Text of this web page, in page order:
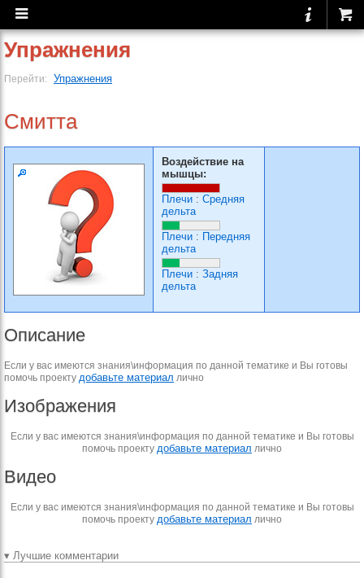
Упражнения
Перейти: Упражнения
Смитта
Воздействие на
мышцы:
Плечи : Средняя
дельта
Плечи : Передняя
дельта
Плечи : Задняя
дельта
Описание
Если у вас имеются знания\информация по данной тематике и Вы готовы
помочь проекту добавьте материал лично
Изображения
Если у вас имеются знания\информация по данной тематике и Вы готовы
помочь проекту добавьте материал лично
Видео
Если у вас имеются знания\информация по данной тематике и Вы готовы
помочь проекту добавьте материал лично
▾ Лучшие комментарии